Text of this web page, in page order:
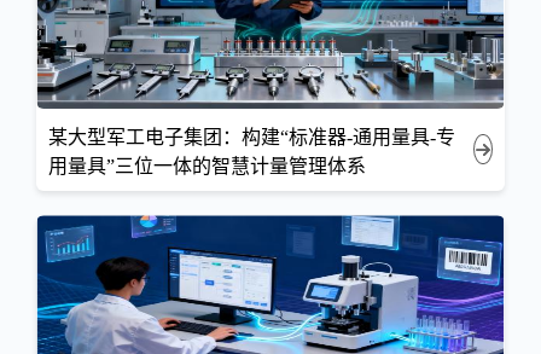
某大型军工电子集团：构建“标准器-通用量具-专
用量具”三位一体的智慧计量管理体系